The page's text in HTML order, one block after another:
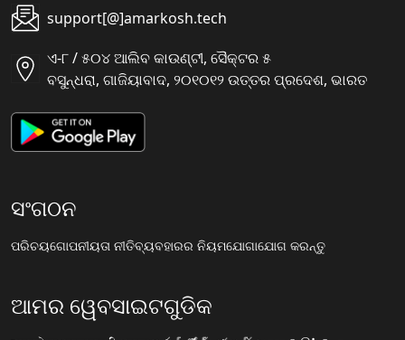
support[@]amarkosh.tech
ଏ-୮ / ୫୦୪ ଆଲିବ କାଉଣ୍ଟୀ, ସୈକ୍ଟର ୫
ବସୁନ୍ଧରା, ଗାଜିୟାବାଦ, ୨୦୧୦୧୨ ଉତ୍ତର ପ୍ରଦେଶ, ଭାରତ
ସଂଗଠନ
ପରିଚୟଗୋପନୀୟତା ନୀତିବ୍ୟବହାରର ନିୟମଯୋଗାଯୋଗ କରନ୍ତୁ
ଆମର ୱେବସାଇଟଗୁଡିକ